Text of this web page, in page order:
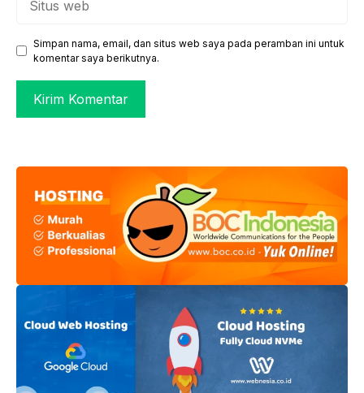
web
Simpan nama, email, dan situs web saya pada peramban ini untuk
komentar saya berikutnya.